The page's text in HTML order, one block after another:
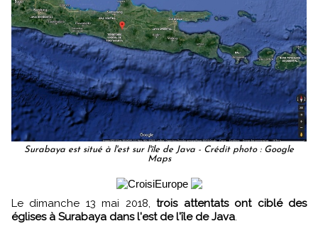
Surabaya est situé à l'est sur l'île de Java - Crédit photo : Google
Maps
Le dimanche 13 mai 2018,trois attentats ont ciblé des
églises à Surabaya dans l'est de l'île de Java.